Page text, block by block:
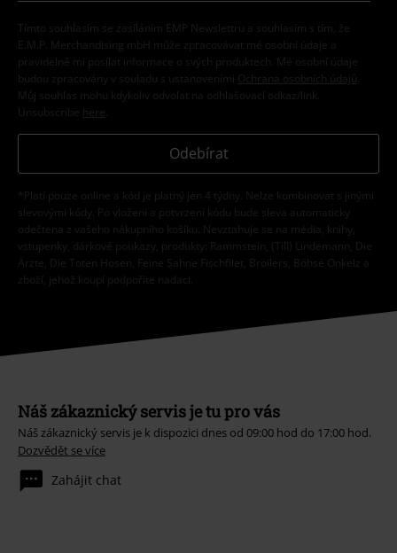
Tímto souhlasím se zasíláním EMP Newslettru a souhlasím s tím, že
E.M.P. Merchandising mbH může zpracovávat mé osobní údaje a
pravidelně mi posílat informace o svých produktech. Mé osobní údaje
budou zpracovány v souladu s ustanoveními
Ochrana osobních údajů
Můj souhlas mohu kdykoliv odvolat na odhlašovací odkaz/link.
Unsubscribe here
Odebírat
*Platí pouze online a kód je platný jen 4 týdny. Nelze kombinovat s jinými
slevovými kódy. Po vložení a potvrzení kódu bude sleva automaticky
odečtena z vašeho nákupního košíku. Nevztahuje se na média, knihy,
vstupenky, dárkové poukazy, produkty: Rammstein, (Till) Lindemann, Die
Ärzte, Die Toten Hosen, Feine Sahne Fischfilet, Broilers, Böhse Onkelz a
zboží, jehož koupí podpoříte nadaci.
Náš zákaznický servis je tu pro vás
Náš zákaznický servis je k dispozici dnes od 09:00 hod do 17:00 hod.
Dozvědět se více
Zahájit chat